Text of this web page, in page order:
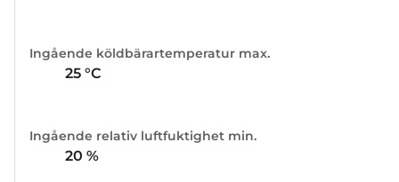
Ingående köldbärartemperatur max.
25 °C
Ingående relativ luftfuktighet min.
20 %